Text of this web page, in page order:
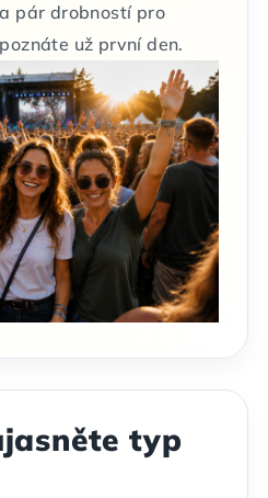
pár drobností pro
už první den.
typ